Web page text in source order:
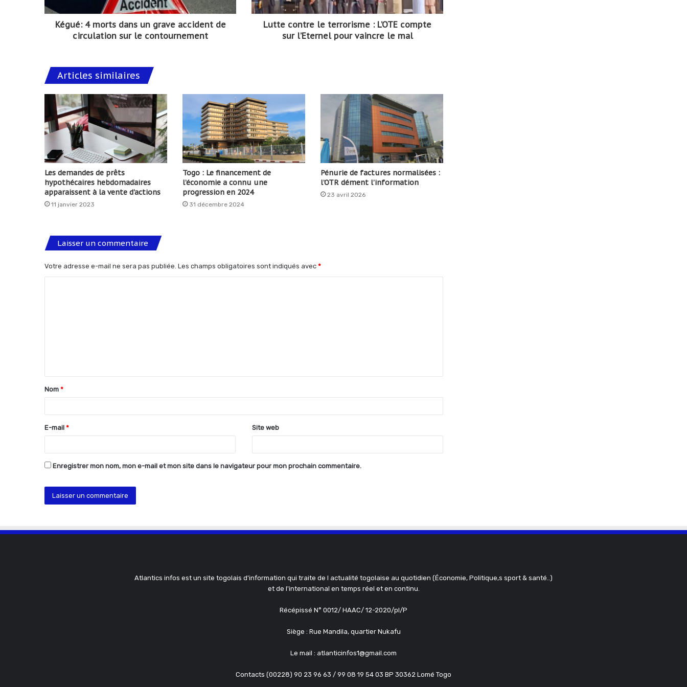
Kégué: 4 morts dans un grave accident de
circulation sur le contournement
Lutte contre le terrorisme : L’OTE compte
sur l’Eternel pour vaincre le mal
Articles similaires
Les demandes de prêts
hypothécaires hebdomadaires
apparaissent à la vente d'actions
11 janvier 2023
Togo : Le financement de
l’économie a connu une
progression en 2024
31 décembre 2024
Pénurie de factures normalisées :
l’OTR dément l’information
23 avril 2026
Laisser un commentaire
Votre adresse e-mail ne sera pas publiée. Les champs obligatoires sont indiqués avec *
t
a
e
*
Nom *
E-mail * Site web
Enregistrer mon nom, mon e-mail et mon site dans le navigateur pour mon prochain commentaire.
Atlantics infos est un site togolais d'information qui traite de l actualité togolaise au quotidien (Économie, Politique,s sport & santé..)
et de l'international en temps réel et en continu.
Récépissé N° 0012/ HAAC/ 12-2020/pl/P
Siège : Rue Mandila, quartier Nukafu
Le mail : atlanticinfos1@gmail.com
Contacts (00228) 90 23 96 63 / 99 08 19 54 03 BP 30362 Lomé Togo